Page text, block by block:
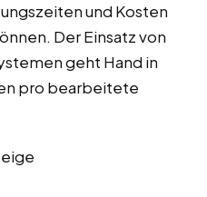
und Kosten
Der Einsatz von
geht Hand in
pro bearbeitete